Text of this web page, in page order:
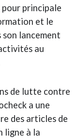
pour principale
et le
son lancement
au
de lutte contre
a une
des articles de
ligne à la